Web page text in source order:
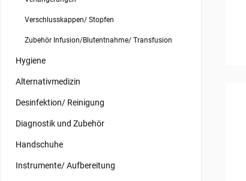
Verschlusskappen/ Stopfen
Zubehör Infusion/Blutentnahme/ Transfusion
Hygiene
Alternativmedizin
Desinfektion/ Reinigung
Diagnostik und Zubehör
Handschuhe
Instrumente/ Aufbereitung